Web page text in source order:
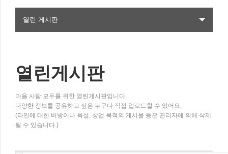
열린 게시판
열린게시판
마을 사람 모두를 위한 열린게시판입니다.
다양한 정보를 공유하고 싶은 누구나 직접 업로드할 수 있어요.
(타인에 대한 비방이나 욕설, 상업 목적의 게시물 등은 관리자에 의해 삭제
될 수 있습니다.)